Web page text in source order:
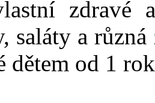
zdravé
saláty a
dětem od 1